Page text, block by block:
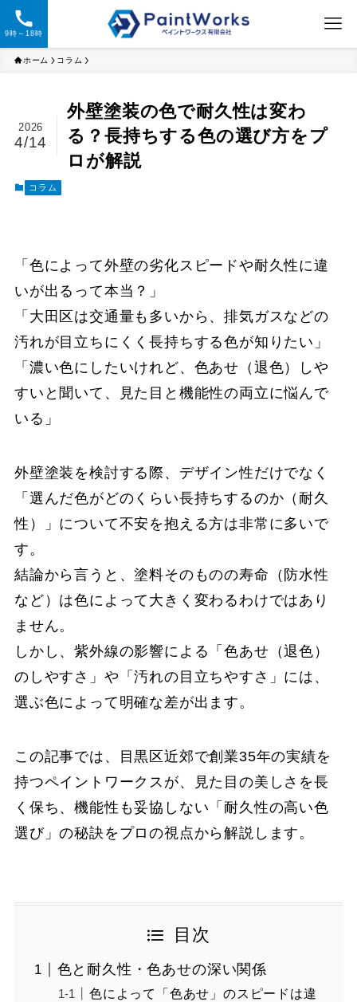
9時～18時
ホーム コラム
外壁塗装の色で耐久性は変わ
る？長持ちする色の選び方をプ
ロが解説
2026
4/14
コラム
「色によって外壁の劣化スピードや耐久性に違
いが出るって本当？」
「大田区は交通量も多いから、排気ガスなどの
汚れが目立ちにくく長持ちする色が知りたい」
「濃い色にしたいけれど、色あせ（退色）しや
すいと聞いて、見た目と機能性の両立に悩んで
いる」
外壁塗装を検討する際、デザイン性だけでなく
「選んだ色がどのくらい長持ちするのか（耐久
性）」について不安を抱える方は非常に多いで
す。
結論から言うと、塗料そのものの寿命（防水性
など）は色によって大きく変わるわけではあり
ません。
しかし、紫外線の影響による「色あせ（退色）
のしやすさ」や「汚れの目立ちやすさ」には、
選ぶ色によって明確な差が出ます。
この記事では、目黒区近郊で創業35年の実績を
持つペイントワークスが、見た目の美しさを長
く保ち、機能性も妥協しない「耐久性の高い色
選び」の秘訣をプロの視点から解説します。
目次
色と耐久性・色あせの深い関係
色によって「色あせ」のスピードは違